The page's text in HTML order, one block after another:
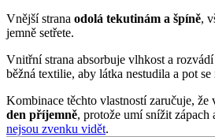
Vnější strana odolá tekutinám a špíně,
jemně setřete.
Vnitřní strana absorbuje vlhkost a
běžná textilie, aby látka nestudila a pot
Kombinace těchto vlastností zaručuje, že
den příjemně, protože umí snížit zápach
nejsou zvenku vidět.